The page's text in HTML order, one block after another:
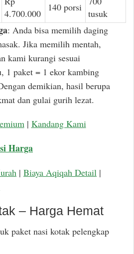
4.700.000
140 porsi
tusuk
: Anda bisa memilih daging
Jika memilih mentah,
kami kurangi sesuai
1 paket = 1 ekor kambing
demikian, hasil berupa
dan gulai gurih lezat.
| Kandang Kami
Harga
| Biaya Aqiqah Detail |
– Harga Hemat
paket nasi kotak pelengkap